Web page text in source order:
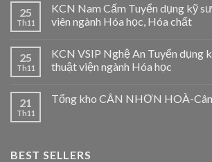
25
Th11
KCN Nam Cấm Tuyển dụng kỹ
viên ngành Hóa học, Hóa chất
25
Th11
KCN VSIP Nghệ An Tuyển dụng
thuật viện ngành Hóa học
21
Th11
Tổng kho CÂN NHƠN HOÀ-Cân
BEST SELLERS